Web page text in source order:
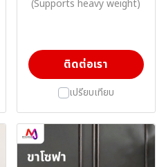
(Supports heavy weight)
ติดต่อเรา
เปรียบเทียบ